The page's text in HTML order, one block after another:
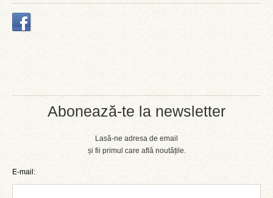
Abonează-te la newsletter
Lasă-ne adresa de email
și fii primul care află noutățile.
E-mail: